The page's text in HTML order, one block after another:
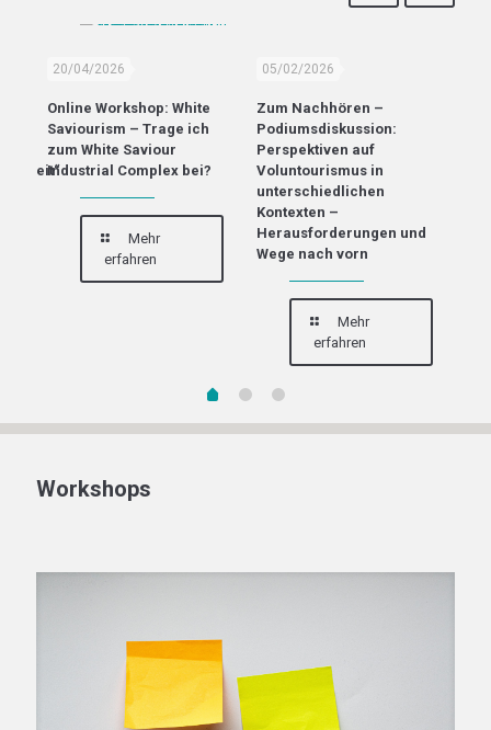
20/04/2026
Online Workshop: White
Saviourism – Trage ich
zum White Saviour
Industrial Complex bei?
Mehr
erfahren
05/02/2026
Zum Nachhören –
Podiumsdiskussion:
Perspektiven auf
Voluntourismus in
unterschiedlichen
Kontexten –
Herausforderungen und
Wege nach vorn
Mehr
erfahren
Workshops